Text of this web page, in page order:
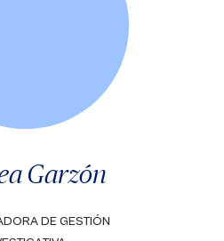
Garzón
DE GESTIÓN